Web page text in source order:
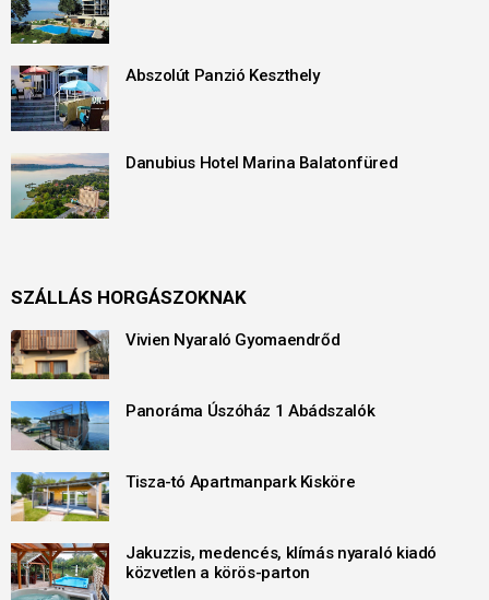
Abszolút Panzió Keszthely
Danubius Hotel Marina Balatonfüred
SZÁLLÁS HORGÁSZOKNAK
Vivien Nyaraló Gyomaendrőd
Panoráma Úszóház 1 Abádszalók
Tisza-tó Apartmanpark Kisköre
Jakuzzis, medencés, klímás nyaraló kiadó
közvetlen a körös-parton